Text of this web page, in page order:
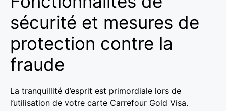
sécurité et mesures de
protection contre la
fraude
La tranquillité d’esprit est primordiale lors de
l’utilisation de votre carte Carrefour Gold Visa.